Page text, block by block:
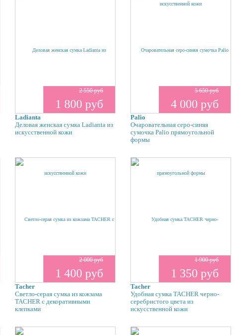
2 550 руб
1 800 руб
Ladianta
Деловая женская сумка Ladianta из
искусственной кожи
5 650 руб
4 000 руб
Palio
Очаровательная серо-синяя
сумочка Palio прямоугольной
формы
2 000 руб
1 400 руб
Tacher
Светло-серая сумка из кожзама
TACHER с декоративными
клепками
1 900 руб
1 350 руб
Tacher
Удобная сумка TACHER черно-
серебристого цвета из
искусственной кожи